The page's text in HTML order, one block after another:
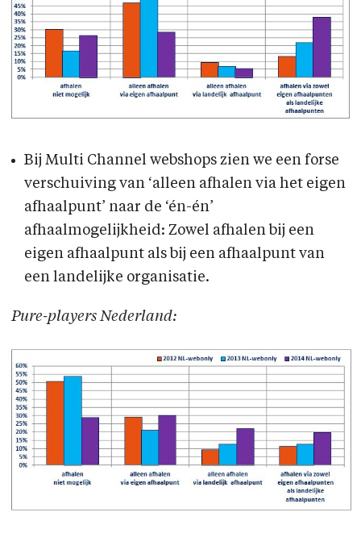
Bij Multi Channel webshops zien we een forse
verschuiving van ‘alleen afhalen via het eigen
afhaalpunt’ naar de ‘én-én’
afhaalmogelijkheid: Zowel afhalen bij een
eigen afhaalpunt als bij een afhaalpunt van
een landelijke organisatie.
Pure-players Nederland: